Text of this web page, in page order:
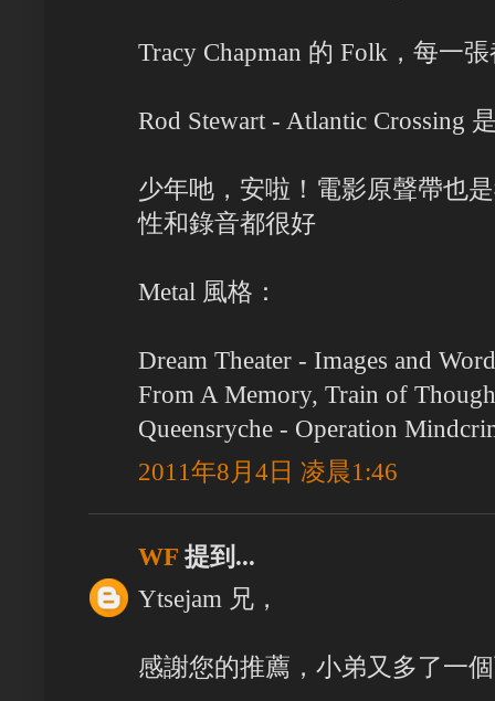
Tracy Chapman 的 Folk，每一
Rod Stewart - Atlantic Crossing
少年吔，安啦！電影原聲帶也
性和錄音都很好
Metal 風格：
Dream Theater - Images and
From A Memory, Train of
Queensryche - Operation
2011年8月4日 凌晨1:46
WF 提到...
Ytsejam 兄，
感謝您的推薦，小弟又多了一